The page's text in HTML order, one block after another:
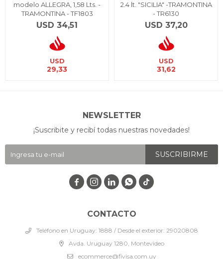
modelo ALLEGRA, 1,58 Lts. -
TRAMONTINA - TF1803
USD 34,51
USD
29,33
2.4 lt. "SICILIA" -TRAMONTINA
- TR6130
USD 37,20
USD
31,62
CONTACTO
Teléfono en Uruguay: 1888 / Desde el exterior: 29020808
Avda. Uruguay 1280, Montevideo
ecommerce@fivisa.com.uy
NEWSLETTER
¡Suscribite y recibí todas nuestras novedades!
SUSCRIBIRME
   